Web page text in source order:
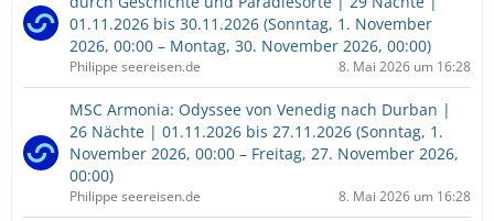
01.11.2026 bis 30.11.2026 (Sonntag, 1. November
2026, 00:00 – Montag, 30. November 2026, 00:00)
Philippe seereisen.de 8. Mai 2026 um 16:28
MSC Armonia: Odyssee von Venedig nach Durban |
26 Nächte | 01.11.2026 bis 27.11.2026 (Sonntag, 1.
November 2026, 00:00 – Freitag, 27. November 2026,
00:00)
Philippe seereisen.de 8. Mai 2026 um 16:28